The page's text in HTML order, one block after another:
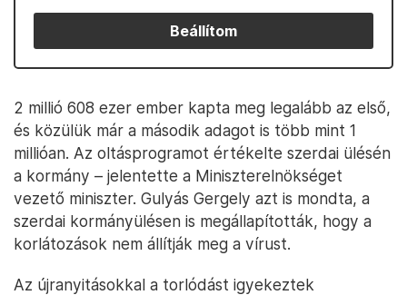
Beállítom
2 millió 608 ezer ember kapta meg legalább az első,
és közülük már a második adagot is több mint 1
millióan. Az oltásprogramot értékelte szerdai ülésén
a kormány – jelentette a Miniszterelnökséget
vezető miniszter. Gulyás Gergely azt is mondta, a
szerdai kormányülésen is megállapították, hogy a
korlátozások nem állítják meg a vírust.
Az újranyitásokkal a torlódást igyekeztek